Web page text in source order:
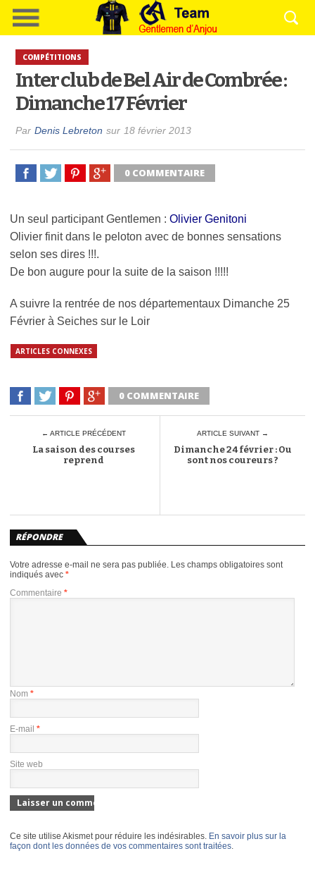
COMPÉTITIONS
Inter club de Bel Air de Combrée :
Dimanche 17 Février
Par Denis Lebreton sur 18 février 2013
0 COMMENTAIRE
Un seul participant Gentlemen : Olivier Genitoni
Olivier finit dans le peloton avec de bonnes sensations
selon ses dires !!!.
De bon augure pour la suite de la saison !!!!!
A suivre la rentrée de nos départementaux Dimanche 25
Février à Seiches sur le Loir
ARTICLES CONNEXES
0 COMMENTAIRE
← ARTICLE PRÉCÉDENT
La saison des courses
reprend
ARTICLE SUIVANT →
Dimanche 24 février : Ou
sont nos coureurs ?
RÉPONDRE
Votre adresse e-mail ne sera pas publiée. Les champs obligatoires sont
indiqués avec *
Commentaire *
Nom *
E-mail *
Site web
Ce site utilise Akismet pour réduire les indésirables. En savoir plus sur la
façon dont les données de vos commentaires sont traitées.